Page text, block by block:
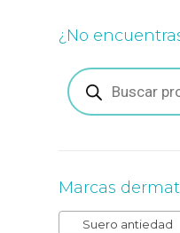
¿No
Búsqueda
de
productos
Marcas
Suero antiedad